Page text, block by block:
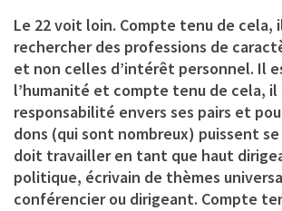
Le 22 voit loin. Compte tenu de cela,
rechercher des professions de
et non celles d’intérêt personnel. Il
l’humanité et compte tenu de cela, il
responsabilité envers ses pairs et
dons (qui sont nombreux) puissent
doit travailler en tant que haut
politique, écrivain de thèmes
conférencier ou dirigeant. Compte